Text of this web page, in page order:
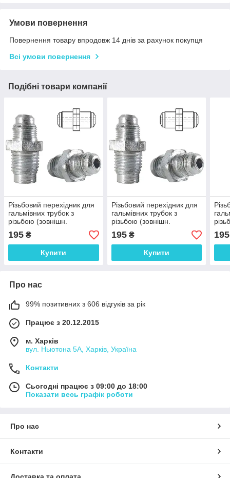
Умови повернення
Повернення товару впродовж 14 днів за рахунок покупця
Всі умови повернення
Подібні товари компанії
Різьбовий перехідник для
гальмівних трубок з
різьбою (зовнішн.
М10x1.25 мм-зовніш.
М12x1.25 мм.
Оцинкованная сталь) -
Н102-Н122Ч
195 ₴
Купити
Різьбовий перехідник для
гальмівних трубок з
різьбою (зовнішн.
М10x1.25 мм-зовніш.
М12x1 мм. Оцинкованная
сталь) - Н102-Н121Ч
195₴
Купити
мм-
195
Про нас
99% позитивних з 606 відгуків за рік
Працює з 20.12.2015
м. Харків
вул. Ньютона 5А, Харків, Україна
Контакти
Сьогодні працює з 09:00 до 18:00
Показати весь графік роботи
Про нас
Контакти